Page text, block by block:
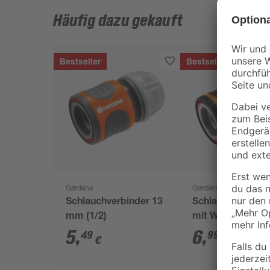
Häufig dazu gekauft
Bestseller
Gardena
Schlauchverbinder 13
mm (1/2)
5,49 €
Bestseller
Gardena
mit
mm (1/2")
6,99